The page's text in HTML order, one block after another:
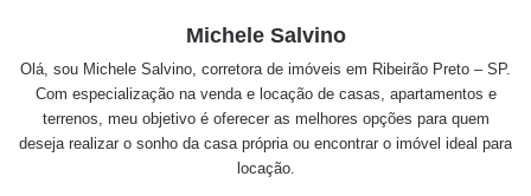
Michele Salvino
Olá, sou Michele Salvino, corretora de imóveis em Ribeirão Preto – SP.
Com especialização na venda e locação de casas, apartamentos e
terrenos, meu objetivo é oferecer as melhores opções para quem
deseja realizar o sonho da casa própria ou encontrar o imóvel ideal para
locação.